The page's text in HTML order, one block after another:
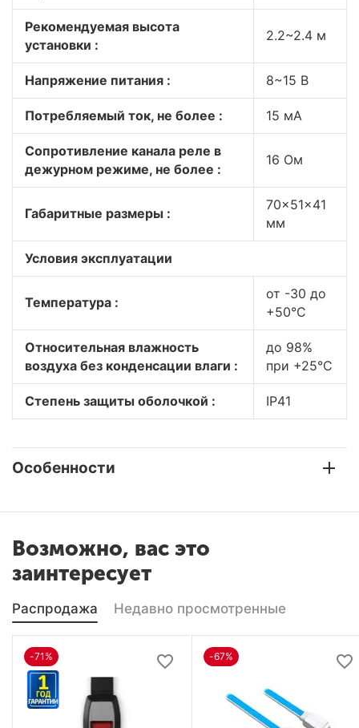
Рекомендуемая высота
установки :
2.2~2.4 м
Напряжение питания : 8~15 В
Потребляемый ток, не более : 15 мА
Cопротивление канала реле в
дежурном режиме, не более :
16 Ом
Габаритные размеры :
70×51×41
мм
Условия эксплуатации
Температура :
от -30 до
+50°С
Относительная влажность
воздуха без конденсации влаги :
до 98%
при +25°С
Степень защиты оболочкой : IP41
Особенности
Возможно, вас это
заинтересует
Распродажа Недавно просмотренные
-71% -67%